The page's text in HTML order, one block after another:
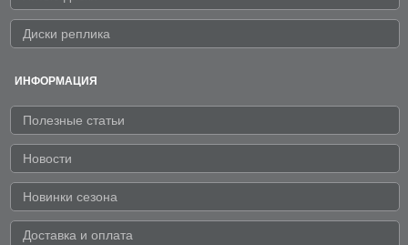
Диски реплика
ИНФОРМАЦИЯ
Полезные статьи
Новости
Новинки сезона
Доставка и оплата